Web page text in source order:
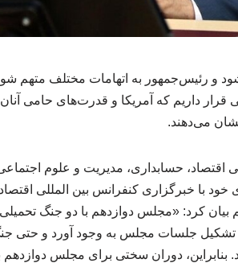
و رئیس‌جمهور به اتهامات مختلف متهم
قرار داریم که آمریکا و قدرت‌های حامی آنان
می‌دهند.
اقتصاد، حسابداری، مدیریت و علوم
با خبرگزاری کنفرانس بین المللی
بیان کرد: «مجلس دوازدهم با دو جنگ
جلسات مجلس به وجود آورد و حتی
دوران سختی برای مجلس دوازدهم